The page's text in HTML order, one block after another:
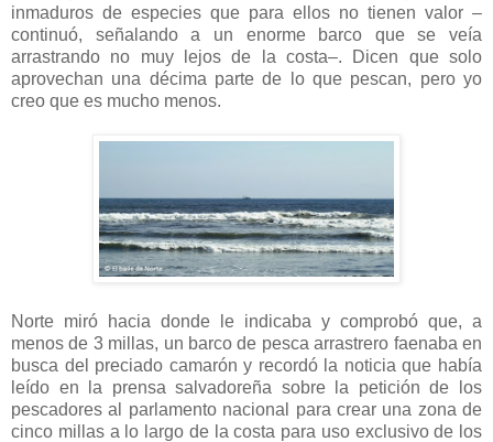
inmaduros de especies que para ellos no tienen valor –
continuó, señalando a un enorme barco que se veía
arrastrando no muy lejos de la costa–. Dicen que solo
aprovechan una décima parte de lo que pescan, pero yo
creo que es mucho menos.
Norte miró hacia donde le indicaba y comprobó que, a
menos de 3 millas, un barco de pesca arrastrero faenaba en
busca del preciado camarón y recordó la noticia que había
leído en la prensa salvadoreña sobre la petición de los
pescadores al parlamento nacional para crear una zona de
cinco millas a lo largo de la costa para uso exclusivo de los